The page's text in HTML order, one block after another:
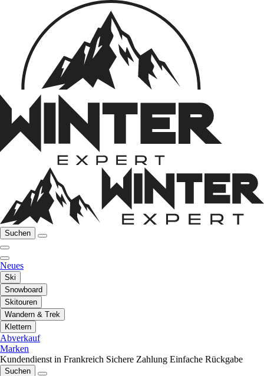
Suchen
Neues
Ski
Snowboard
Skitouren
Wandern & Trek
Klettern
Abverkauf
Marken
Kundendienst in Frankreich Sichere Zahlung Einfache Rückgabe
Suchen